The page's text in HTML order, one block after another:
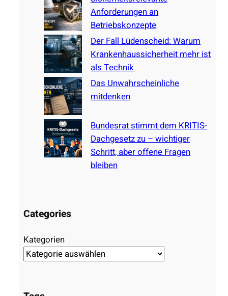
Anforderungen an
Betriebskonzepte
Der Fall Lüdenscheid: Warum
Krankenhaussicherheit mehr ist
als Technik
Das Unwahrscheinliche
mitdenken
Bundesrat stimmt dem KRITIS-
Dachgesetz zu – wichtiger
Schritt, aber offene Fragen
bleiben
Categories
Kategorien